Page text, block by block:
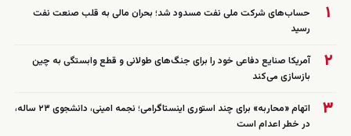
۱
حساب‌های شرکت ملی نفت مسدود شد؛ بحران مالی به قلب صنعت نفت
رسید
۲
آمریکا صنایع دفاعی خود را برای جنگ‌های طولانی و قطع وابستگی به چین
بازسازی می‌کند
۳
اتهام «محاربه» برای چند استوری اینستاگرامی؛ نجمه امینی، دانشجوی ۲۳ ساله،
در خطر اعدام است